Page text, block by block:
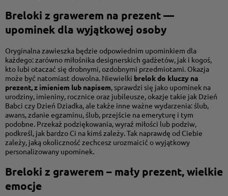
Breloki z grawerem na prezent —
upominek dla wyjątkowej osoby
Oryginalna zawieszka będzie odpowiednim upominkiem dla
każdego: zarówno miłośnika designerskich gadżetów, jak i kogoś,
kto lubi otaczać się drobnymi, ozdobnymi przedmiotami. Okazja
może być natomiast dowolna. Niewielki brelok do kluczy na
prezent, z imieniem lub napisem, sprawdzi się jako upominek na
urodziny, imieniny, rocznice oraz jubileusze, okazje takie jak Dzień
Babci czy Dzień Dziadka, ale także inne ważne wydarzenia: ślub,
awans, zdanie egzaminu, ślub, przejście na emeryturę i tym
podobne. Przekaż podziękowania, wyraź miłości lub podziw,
podkreśl, jak bardzo Ci na kimś zależy. Tak naprawdę od Ciebie
zależy, jaką okoliczność zechcesz urozmaicić o wyjątkowy
personalizowany upominek.
Breloki z grawerem – mały prezent, wielkie
emocje